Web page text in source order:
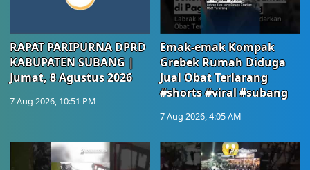
RAPAT PARIPURNA DPRD
KABUPATEN SUBANG |
Jumat, 8 Agustus 2026
7 Aug 2026, 10:51 PM
Emak-emak Kompak
Grebek Rumah Diduga
Jual Obat Terlarang
#shorts #viral #subang
7 Aug 2026, 4:05 AM